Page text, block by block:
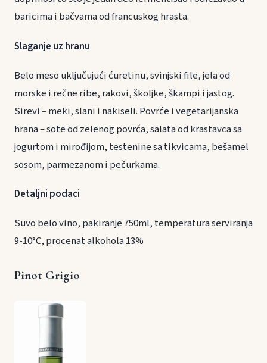
baricima i bačvama od francuskog hrasta.
Slaganje uz hranu
Belo meso uključujući ćuretinu, svinjski file, jela od
morske i rečne ribe, rakovi, školjke, škampi i jastog.
Sirevi – meki, slani i nakiseli. Povrće i vegetarijanska
hrana – sote od zelenog povrća, salata od krastavca sa
jogurtom i mirođijom, testenine sa tikvicama, bešamel
sosom, parmezanom i pečurkama.
Detaljni podaci
Suvo belo vino, pakiranje 750ml, temperatura serviranja
9-10°C, procenat alkohola 13%
Pinot Grigio